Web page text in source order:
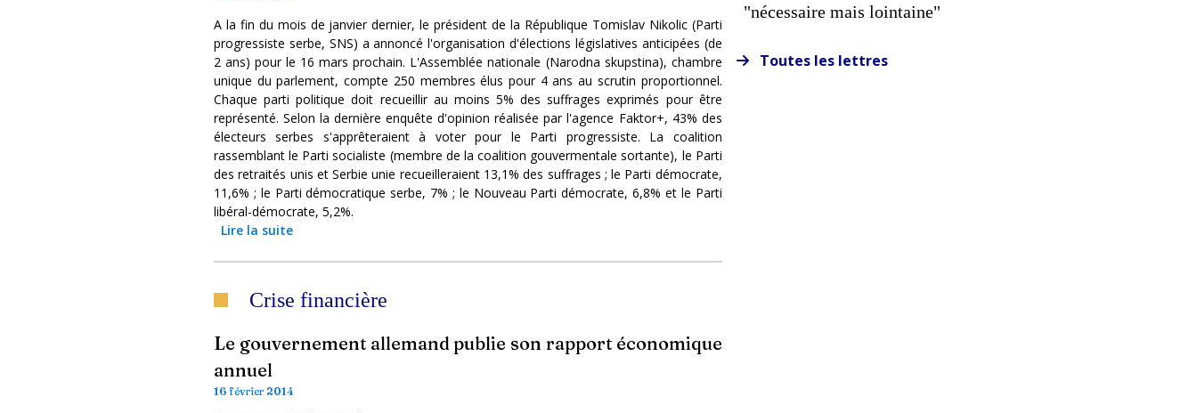
A la fin du mois de janvier dernier, le président de la République Tomislav Nikolic (Parti
progressiste serbe, SNS) a annoncé l'organisation d'élections législatives anticipées (de
2 ans) pour le 16 mars prochain. L'Assemblée nationale (Narodna skupstina), chambre
unique du parlement, compte 250 membres élus pour 4 ans au scrutin proportionnel.
Chaque parti politique doit recueillir au moins 5% des suffrages exprimés pour être
représenté. Selon la dernière enquête d'opinion réalisée par l'agence Faktor+, 43% des
électeurs serbes s'apprêteraient à voter pour le Parti progressiste. La coalition
rassemblant le Parti socialiste (membre de la coalition gouvermentale sortante), le Parti
des retraités unis et Serbie unie recueilleraient 13,1% des suffrages ; le Parti démocrate,
11,6% ; le Parti démocratique serbe, 7% ; le Nouveau Parti démocrate, 6,8% et le Parti
libéral-démocrate, 5,2%.
Lire la suite
Crise financière
Le gouvernement allemand publie son rapport économique
annuel
16 février 2014
"nécessaire mais lointaine"
Toutes les lettres